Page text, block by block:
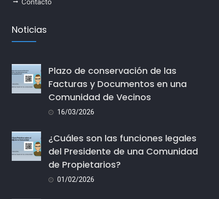
Contacto
Noticias
Plazo de conservación de las
Facturas y Documentos en una
Comunidad de Vecinos
16/03/2026
¿Cuáles son las funciones legales
del Presidente de una Comunidad
de Propietarios?
01/02/2026